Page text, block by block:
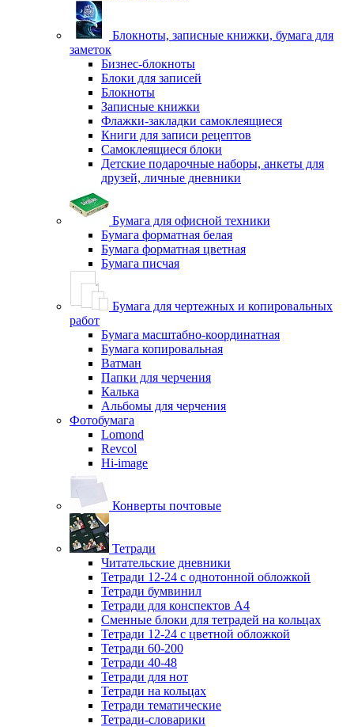
Блокноты, записные книжки, бумага для
заметок
Бизнес-блокноты
Блоки для записей
Блокноты
Записные книжки
Флажки-закладки самоклеящиеся
Книги для записи рецептов
Самоклеящиеся блоки
Детские подарочные наборы, анкеты для
друзей, личные дневники
Бумага для офисной техники
Бумага форматная белая
Бумага форматная цветная
Бумага писчая
Бумага для чертежных и копировальных
работ
Бумага масштабно-координатная
Бумага копировальная
Ватман
Папки для черчения
Калька
Альбомы для черчения
Фотобумага
Lomond
Revcol
Hi-image
Конверты почтовые
Тетради
Читательские дневники
Тетради 12-24 с однотонной обложкой
Тетради бумвинил
Тетради для конспектов А4
Сменные блоки для тетрадей на кольцах
Тетради 12-24 с цветной обложкой
Тетради 60-200
Тетради 40-48
Тетради для нот
Тетради на кольцах
Тетради тематические
Тетради-словарики